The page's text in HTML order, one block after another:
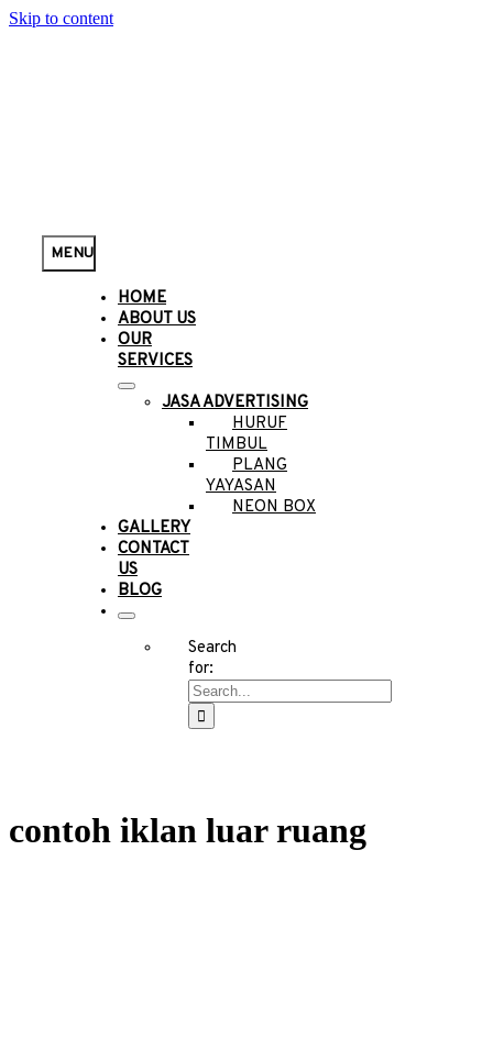
Skip to content
MENU
HOME
ABOUT US
OUR
SERVICES
JASA ADVERTISING
HURUF
TIMBUL
PLANG
YAYASAN
NEON BOX
GALLERY
CONTACT
US
BLOG
Search
for:
contoh iklan luar ruang